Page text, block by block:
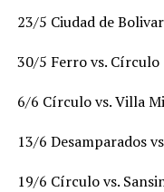
23/5 Ciudad de
30/5 Ferro vs. Círculo
6/6 Círculo vs. Villa
13/6 Desamparados
19/6 Círculo vs.